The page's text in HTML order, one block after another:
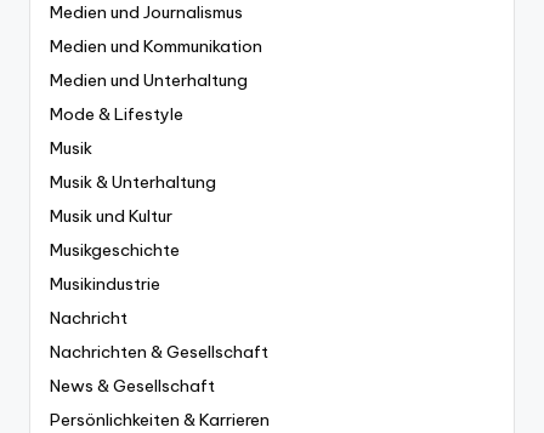
Medien und Journalismus
Medien und Kommunikation
Medien und Unterhaltung
Mode & Lifestyle
Musik
Musik & Unterhaltung
Musik und Kultur
Musikgeschichte
Musikindustrie
Nachricht
Nachrichten & Gesellschaft
News & Gesellschaft
Persönlichkeiten & Karrieren